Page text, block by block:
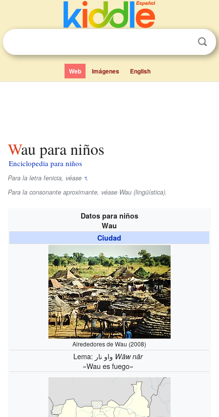
Web Imágenes English
Wau para niños
Enciclopedia para niños
Para la letra fenicia, véase 𐤅.
Para la consonante aproximante, véase Wau (lingüística).
Datos para niños
Wau
Ciudad
Alrededores de Wau (2008)
Wāw nār
«Wau es fuego»